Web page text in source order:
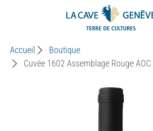
Accueil
Boutique
Cuvée 1602 Assemblage Rouge AOC